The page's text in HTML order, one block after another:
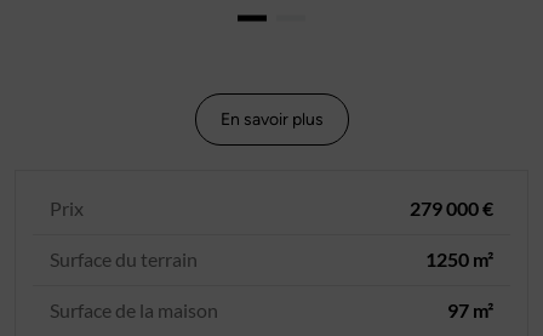
En savoir plus
Prix 279 000 €
Surface du terrain 1250 m²
Surface de la maison 97 m²